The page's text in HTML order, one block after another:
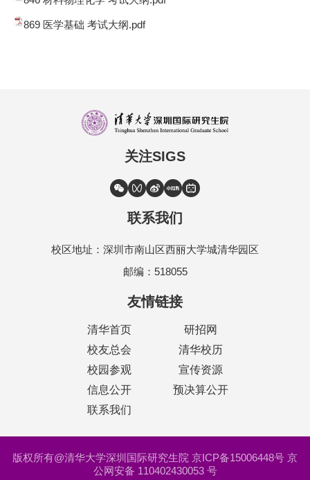
869 医学基础 考试大纲.pdf
关注SIGS
联系我们
校区地址：深圳市南山区西丽大学城清华园区
邮编：518055
友情链接
清华首页
研招网
校友总会
清华校历
校园参观
宣传资源
信息公开
预决算公开
联系我们
版权所有@清华大学深圳国际研究生院 京ICP备15006448号 京
公网安备 110402430053 号